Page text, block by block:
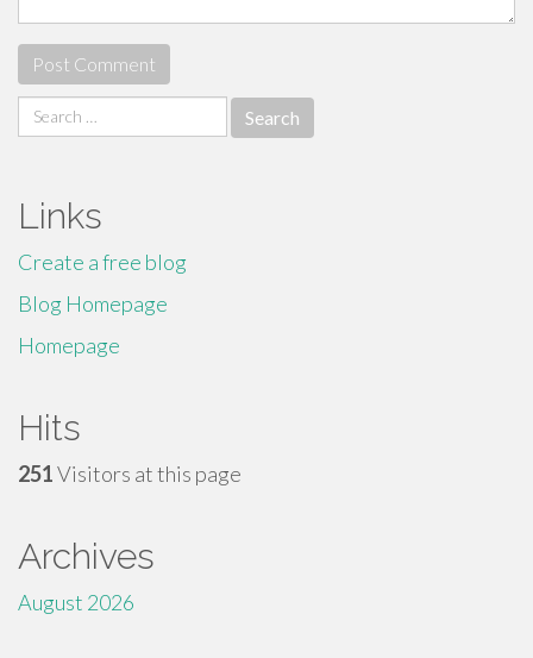
Search
for:
Links
Create a free blog
Blog Homepage
Homepage
Hits
251Visitors at this page
Archives
August 2026